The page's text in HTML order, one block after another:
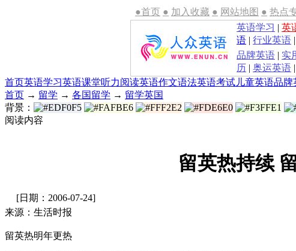
●首页 ● 加入收藏 ● 网站地图 ● 热点
英语学习 | 英
语 | 行业英语 |
品牌英语 | 实
历 | 奥运英语 |
首页英语学习英语课堂听力阅读英语作文语法英语考试 儿童英语品牌
首页 → 留学 → 各国留学 → 留学英国
背景：
阅读内容
留英热持续
[日期：2006-07-24]
来源：生活时报
留英热明年更热